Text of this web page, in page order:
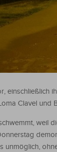
einschließlich
Clavel und
weil
unmöglich,